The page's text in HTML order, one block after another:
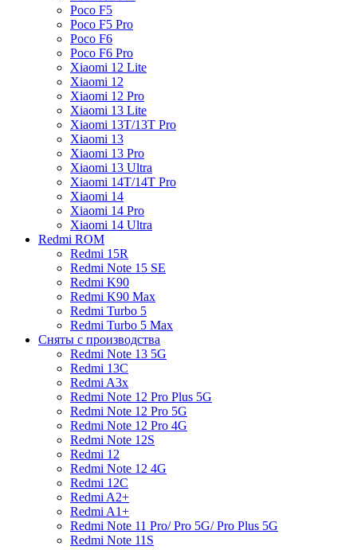
Poco F5
Poco F5 Pro
Poco F6
Poco F6 Pro
Xiaomi 12 Lite
Xiaomi 12
Xiaomi 12 Pro
Xiaomi 13 Lite
Xiaomi 13T/13T Pro
Xiaomi 13
Xiaomi 13 Pro
Xiaomi 13 Ultra
Xiaomi 14T/14T Pro
Xiaomi 14
Xiaomi 14 Pro
Xiaomi 14 Ultra
Redmi ROM
Redmi 15R
Redmi Note 15 SE
Redmi K90
Redmi K90 Max
Redmi Turbo 5
Redmi Turbo 5 Max
Сняты с производства
Redmi Note 13 5G
Redmi 13C
Redmi A3x
Redmi Note 12 Pro Plus 5G
Redmi Note 12 Pro 5G
Redmi Note 12 Pro 4G
Redmi Note 12S
Redmi 12
Redmi Note 12 4G
Redmi 12C
Redmi A2+
Redmi A1+
Redmi Note 11 Pro/ Pro 5G/ Pro Plus 5G
Redmi Note 11S